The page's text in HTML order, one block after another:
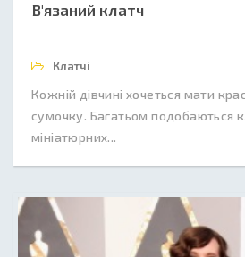
В'язаний клатч
Клатчі
Кожній дівчині хочеться мати
сумочку. Багатьом подобаються
мініатюрних...